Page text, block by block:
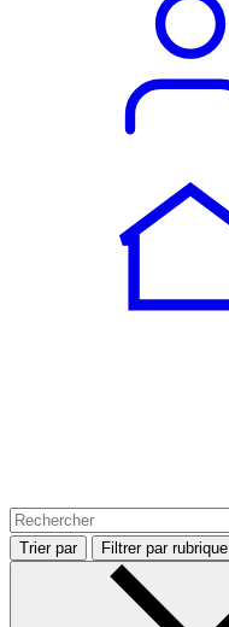
Trier par Filtrer par rubrique